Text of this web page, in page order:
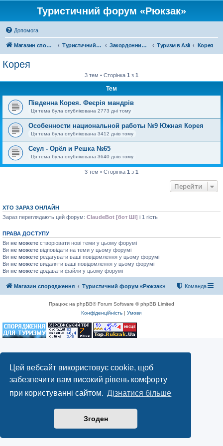
Цей вебсайт використовує cookie, щоб
забезпечити вам високий рівень комфорту
при користуванні сайтом. Дізнатися більше
Згоден
Туристичний форум «Рюкзак»
Допомога
Магазин спорядження Туристичний форум «Рюкзак» Закордонний туризм Туризм в Азії Корея
Корея
3 тем • Сторінка 1 з 1
Тем
Південна Корея. Феєрія мандрів
Ця тема була опублікована 2773 дні тому
Особенности национальной работы №9 Южная Корея
Ця тема була опублікована 3412 днів тому
Сеул - Орёл и Решка №65
Ця тема була опублікована 3640 днів тому
3 тем • Сторінка 1 з 1
Перейти
ХТО ЗАРАЗ ОНЛАЙН
Зараз переглядають цей форум: ClaudeBot [бот ШІ] і 1 гість
ПРАВА ДОСТУПУ
Ви не можете створювати нові теми у цьому форумі
Ви не можете відповідати на теми у цьому форумі
Ви не можете редагувати ваші повідомлення у цьому форумі
Ви не можете видаляти ваші повідомлення у цьому форумі
Ви не можете додавати файли у цьому форумі
Магазин спорядження Туристичний форум «Рюкзак» Команда
Працює на phpBB® Forum Software © phpBB Limited
Конфіденційність | Умови